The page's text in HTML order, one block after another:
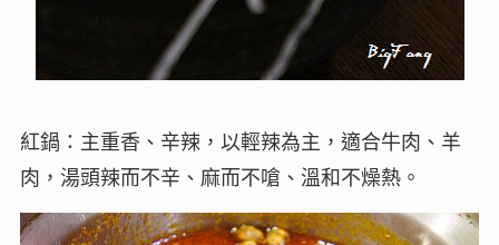
紅鍋：主重香、辛辣，以輕辣為主，適合牛肉、羊
肉，湯頭辣而不辛、麻而不嗆、溫和不燥熱。